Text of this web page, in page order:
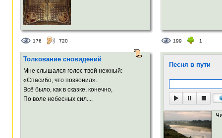
176 720 199 1
Толкование сновидений
Мне слышался голос твой нежный:
«Спасибо, что позвонил».
Всё было, как в сказке, конечно,
По воле небесных сил....
Песня в пути